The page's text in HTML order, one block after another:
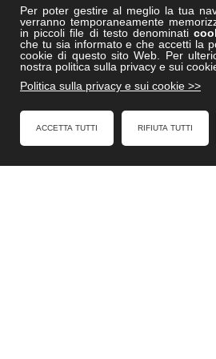
Vitruviocenter.it
Villedisicilia.it
FACEBOOK
Formel - Al Servizio degli
Cookies Policy
Per poter gestire al meglio la tua
verranno temporaneamente
in piccoli file di testo denominati
che tu sia informato e che accetti la
cookie di questo sito Web. Per
nostra politica sulla privacy e sui
Politica sulla privacy e sui cookie >>
ACCETTA TUTTI RIFIUTA TUTTI